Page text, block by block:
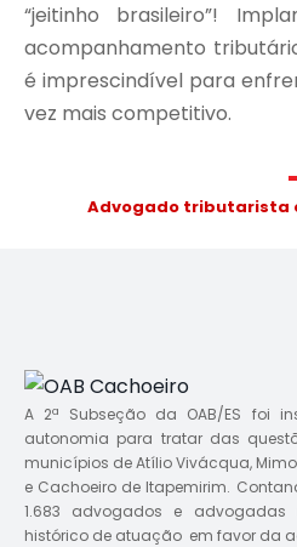
“jeitinho brasileiro”!
acompanhamento
é imprescindível para
vez mais competitivo.
Advogado tributarista
A 2ª Subseção da OAB/ES foi
autonomia para tratar das
municípios de Atílio Vivácqua,
e Cachoeiro de Itapemirim.
1.683 advogados e advogadas
histórico de atuação em favor da